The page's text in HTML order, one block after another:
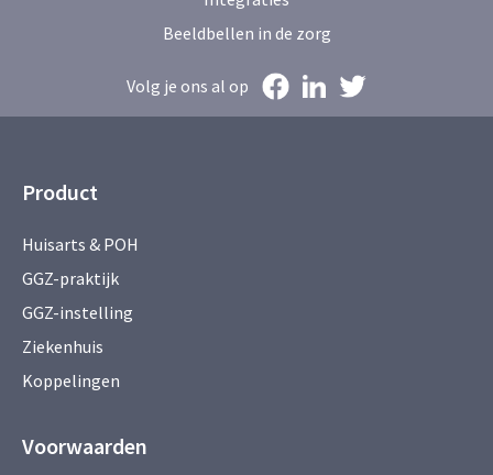
Beeldbellen in de zorg
Volg je ons al op
Product
Huisarts & POH
GGZ-praktijk
GGZ-instelling
Ziekenhuis
Koppelingen
Voorwaarden